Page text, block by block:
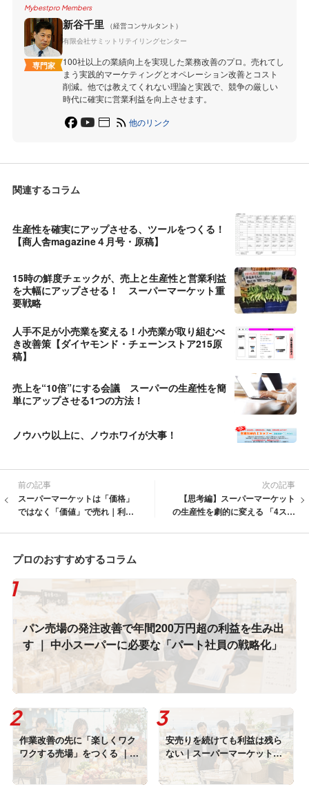
Mybestpro Members
専門家
新谷千里
（経営コンサルタント）
有限会社サミットリテイリングセンター
100社以上の業績向上を実現した業務改善のプロ。売れてし
まう実践的マーケティングとオペレーション改善とコスト
削減。他では教えてくれない理論と実践で、競争の厳しい
時代に確実に営業利益を向上させます。
他のリンク
関連するコラム
生産性を確実にアップさせる、ツールをつくる！
【商人舎magazine４月号・原稿】
15時の鮮度チェックが、売上と生産性と営業利益
を大幅にアップさせる！ スーパーマーケット重
要戦略
人手不足が小売業を変える！小売業が取り組むべ
き改善策【ダイヤモンド・チェーンストア215原
稿】
売上を“10倍”にする会議 スーパーの生産性を簡
単にアップさせる1つの方法！
ノウハウ以上に、ノウホワイが大事！
前の記事
スーパーマーケットは「価格」
ではなく「価値」で売れ｜利益
次の記事
【思考編】スーパーマーケット
の生産性を劇的に変える 「4ステ
プロのおすすめするコラム
パン売場の発注改善で年間200万円超の利益を生み出
す ｜ 中小スーパーに必要な「パート社員の戦略化」
作業改善の先に「楽しくワク
ワクする売場」をつくる ｜
カルディとIKEAに学ぶ店舗体
験の高め方
安売りを続けても利益は残ら
ない｜スーパーマーケットが
「価格以外の来店理由」をつ
くる方法